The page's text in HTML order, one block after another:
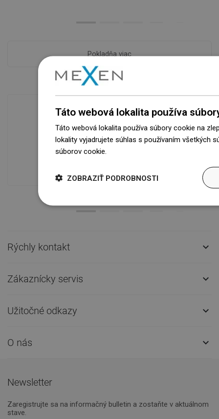
Pokladňa viac
Dostupnosť tovaru
Naše výrobky na vás čakajú v
modernom sklade.Vždy pripravený na
Rýchly kontakt 
Zákaznícky servis 
Užitočné odkazy 
O nás 
Newsletter
Zaregistrujte sa na informačný bulletin a zostaňte v aktuálnom
stave.
Táto webová lokalita používa
Táto webová lokalita používa súbory cookie na
lokality vyjadrujete súhlas s používaním všetkých
súborov cookie.
ZOBRAZIŤ PODROBNOSTI